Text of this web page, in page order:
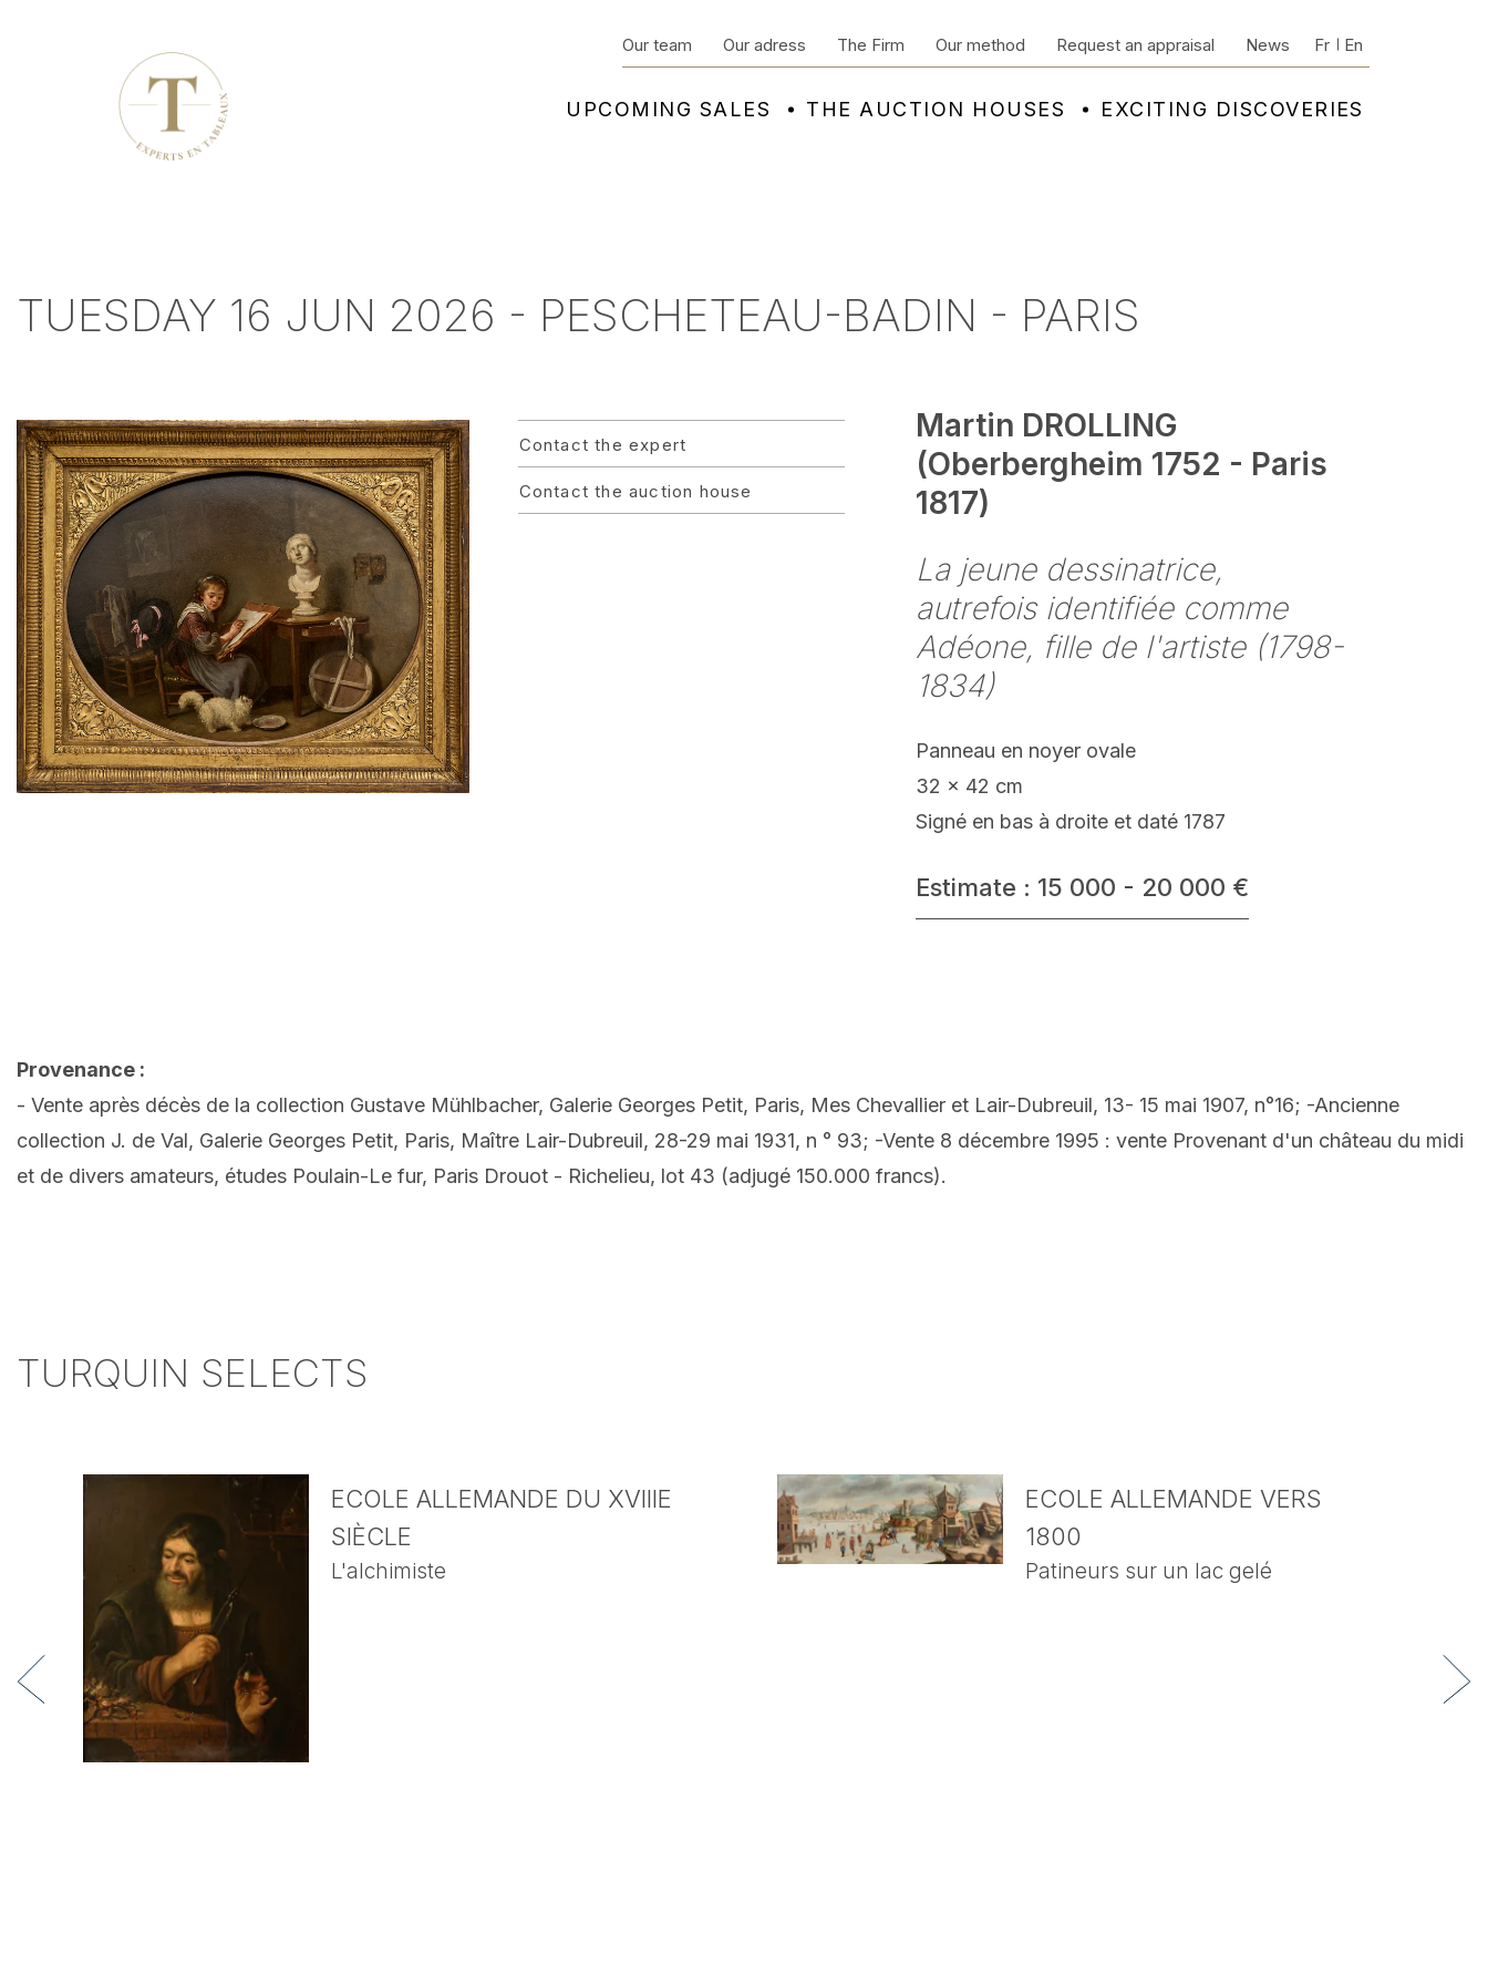
UPCOMING SALES THE AUCTION HOUSES EXCITING DISCOVERIES
Our team Our adress The Firm Our method Request an appraisal News Fr En
TUESDAY 16 JUN 2026 - PESCHETEAU-BADIN - PARIS
Contact the expert
Contact the auction house
Martin DROLLING
(Oberbergheim 1752 - Paris
1817)
La jeune dessinatrice,
autrefois identifiée comme
Adéone, fille de l'artiste (1798-
1834)
Panneau en noyer ovale
32 x 42 cm
Signé en bas à droite et daté 1787
Estimate : 15 000 - 20 000 €
Provenance :
- Vente après décès de la collection Gustave Mühlbacher, Galerie Georges Petit, Paris, Mes Chevallier et Lair-Dubreuil, 13- 15 mai 1907, n°16; -Ancienne
collection J. de Val, Galerie Georges Petit, Paris, Maître Lair-Dubreuil, 28-29 mai 1931, n ° 93; -Vente 8 décembre 1995 : vente Provenant d'un château du midi
et de divers amateurs, études Poulain-Le fur, Paris Drouot - Richelieu, lot 43 (adjugé 150.000 francs).
TURQUIN SELECTS
ECOLE ALLEMANDE DU XVIIIE
SIÈCLE
L'alchimiste
ECOLE ALLEMANDE VERS
1800
Patineurs sur un lac gelé